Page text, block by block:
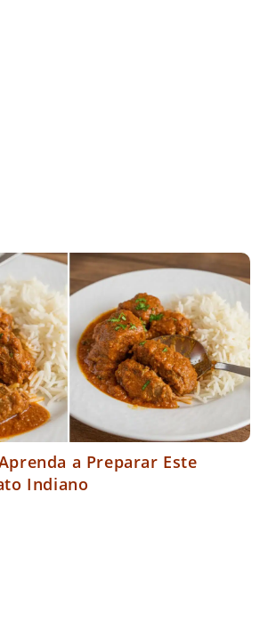
a Preparar Este
Indiano